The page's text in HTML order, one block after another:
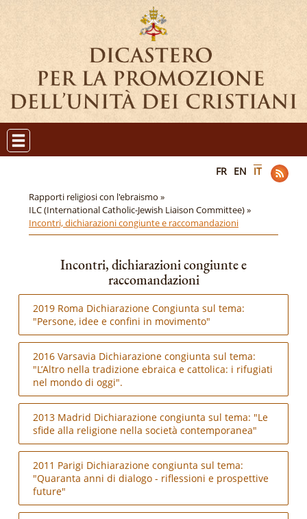
FR EN IT
Rapporti religiosi con l'ebraismo »
ILC (International Catholic-Jewish Liaison Committee) »
Incontri, dichiarazioni congiunte e raccomandazioni
Incontri, dichiarazioni congiunte e
raccomandazioni
2019 Roma Dichiarazione Congiunta sul tema:
"Persone, idee e confini in movimento"
2016 Varsavia Dichiarazione congiunta sul tema:
"L’Altro nella tradizione ebraica e cattolica: i rifugiati
nel mondo di oggi".
2013 Madrid Dichiarazione congiunta sul tema: "Le
sfide alla religione nella società contemporanea"
2011 Parigi Dichiarazione congiunta sul tema:
"Quaranta anni di dialogo - riflessioni e prospettive
future"